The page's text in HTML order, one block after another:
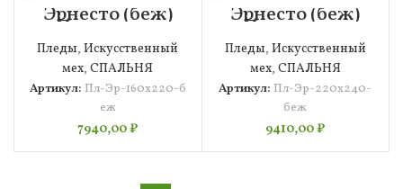
Эрнесто (беж)
Покрывало
160х220
Пледы,Искусcтвенный
мех,СПАЛЬНЯ
Артикул: Пл-Эр-160х220-б
еж
7940,00₽
Эрнесто (беж)
Покрывало
220х240
Пледы, Искусcтвенный
мех, СПАЛЬНЯ
Артикул: Пл-Эр-220х240-
беж
9410,00₽